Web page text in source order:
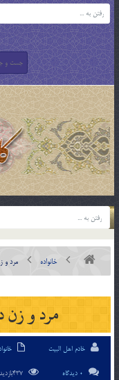
خانواده مرد و
مرد و
خادم اهل البیت
0 دیدگاه